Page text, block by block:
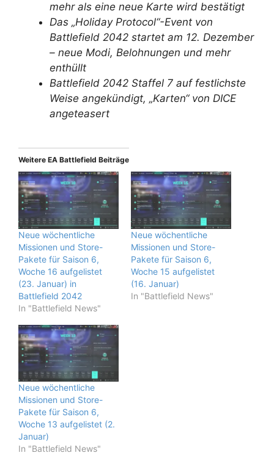
mehr als eine neue Karte wird bestätigt
Das „Holiday Protocol“-Event von
Battlefield 2042 startet am 12. Dezember
– neue Modi, Belohnungen und mehr
enthüllt
Battlefield 2042 Staffel 7 auf festlichste
Weise angekündigt, „Karten“ von DICE
angeteasert
Weitere EA Battlefield Beiträge
Neue wöchentliche
Missionen und Store-
Pakete für Saison 6,
Woche 16 aufgelistet
(23. Januar) in
Battlefield 2042
In "Battlefield News"
Neue wöchentliche
Missionen und Store-
Pakete für Saison 6,
Woche 15 aufgelistet
(16. Januar)
In "Battlefield News"
Neue wöchentliche
Missionen und Store-
Pakete für Saison 6,
Woche 13 aufgelistet (2.
Januar)
In "Battlefield News"